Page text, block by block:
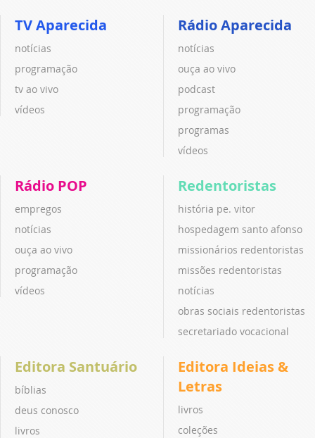
TV Aparecida
notícias
programação
tv ao vivo
vídeos
Rádio Aparecida
notícias
ouça ao vivo
podcast
programação
programas
vídeos
Rádio POP
empregos
notícias
ouça ao vivo
programação
vídeos
Redentoristas
história pe. vitor
hospedagem santo afonso
missionários redentoristas
missões redentoristas
notícias
obras sociais redentoristas
secretariado vocacional
Editora Santuário
bíblias
deus conosco
livros
Editora Ideias &
Letras
livros
coleções